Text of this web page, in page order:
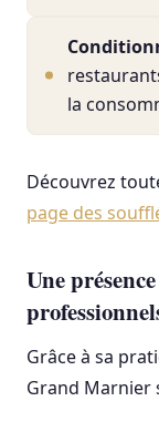
la
Découvrez
page des
Une
Grâce à sa
Grand Marnier